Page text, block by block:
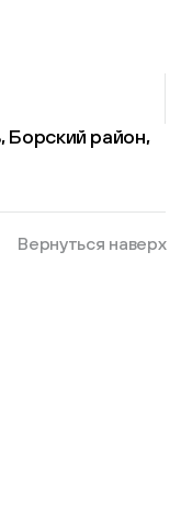
Борский район,
Вернуться наверх